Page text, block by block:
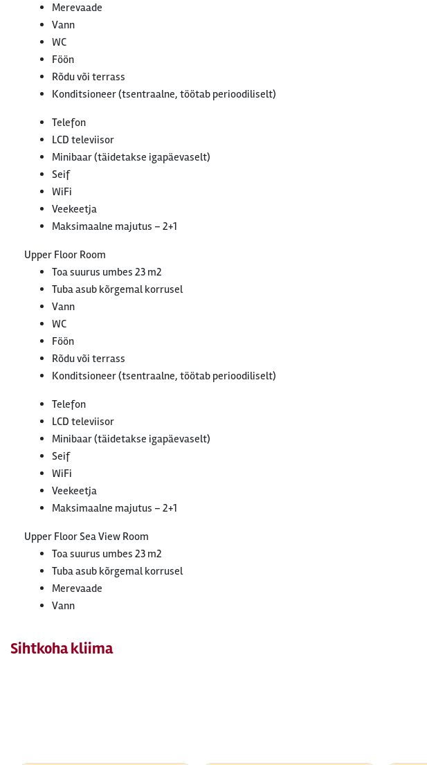
Merevaade
Vann
WC
Föön
Rõdu või terrass
Konditsioneer (tsentraalne, töötab perioodiliselt)
Telefon
LCD televiisor
Minibaar (täidetakse igapäevaselt)
Seif
WiFi
Veekeetja
Maksimaalne majutus – 2+1
Upper Floor Room
Toa suurus umbes 23 m2
Tuba asub kõrgemal korrusel
Vann
WC
Föön
Rõdu või terrass
Konditsioneer (tsentraalne, töötab perioodiliselt)
Telefon
LCD televiisor
Minibaar (täidetakse igapäevaselt)
Seif
WiFi
Veekeetja
Maksimaalne majutus – 2+1
Upper Floor Sea View Room
Toa suurus umbes 23 m2
Tuba asub kõrgemal korrusel
Merevaade
Vann
Sihtkoha kliima